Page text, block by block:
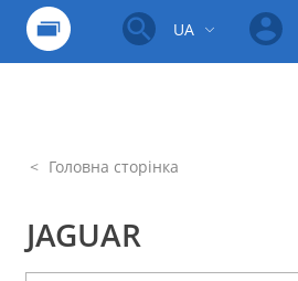
UA
Головна сторінка
JAGUAR